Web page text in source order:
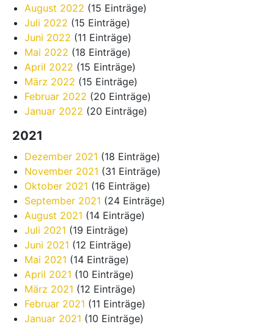
August 2022 (15 Einträge)
Juli 2022 (15 Einträge)
Juni 2022 (11 Einträge)
Mai 2022 (18 Einträge)
April 2022 (15 Einträge)
März 2022 (15 Einträge)
Februar 2022 (20 Einträge)
Januar 2022 (20 Einträge)
2021
Dezember 2021 (18 Einträge)
November 2021 (31 Einträge)
Oktober 2021 (16 Einträge)
September 2021 (24 Einträge)
August 2021 (14 Einträge)
Juli 2021 (19 Einträge)
Juni 2021 (12 Einträge)
Mai 2021 (14 Einträge)
April 2021 (10 Einträge)
März 2021 (12 Einträge)
Februar 2021 (11 Einträge)
Januar 2021 (10 Einträge)